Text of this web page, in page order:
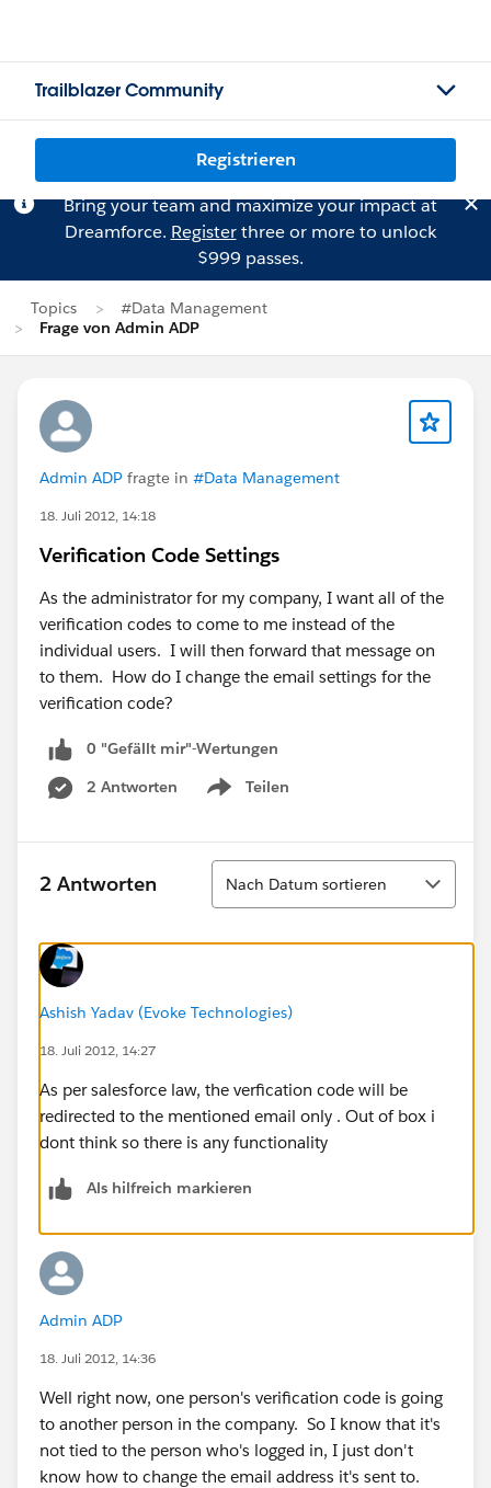
Trailblazer Community
Registrieren
Bring your team and maximize your impact at
Dreamforce. Registerthree or more to unlock
$999 passes.
Topics
#Data Management
Frage von Admin ADP
Admin ADP fragte in #Data Management
18. Juli 2012, 14:18
Verification Code Settings
As the administrator for my company, I want all of the
verification codes to come to me instead of the
individual users. I will then forward that message on
to them. How do I change the email settings for the
verification code?
0 "Gefällt mir"-Wertungen
2 Antworten
Teilen
Show menu
2 Antworten
Sortieren
Nach Datum sortieren
Ashish Yadav (Evoke Technologies)
18. Juli 2012, 14:27
As per salesforce law, the verfication code will be
redirected to the mentioned email only . Out of box i
dont think so there is any functionality
Als hilfreich markieren
Admin ADP
18. Juli 2012, 14:36
Well right now, one person's verification code is going
to another person in the company. So I know that it's
not tied to the person who's logged in, I just don't
know how to change the email address it's sent to.